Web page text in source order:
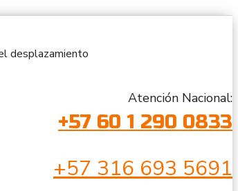
desplazamiento
Atención Nacional:
+57 60 1 290 0833
+57 316 693 5691